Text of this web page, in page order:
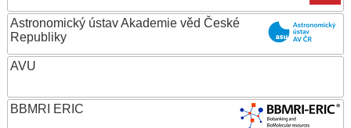
Astronomický ústav Akademie věd České
Republiky
AVU
BBMRI ERIC